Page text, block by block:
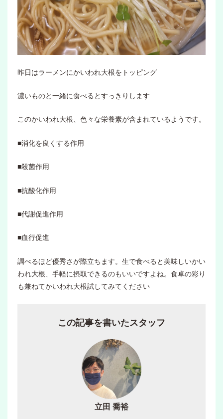
昨日はラーメンにかいわれ大根をトッピング
濃いものと一緒に食べるとすっきりします
このかいわれ大根、色々な栄養素が含まれているようです。
■消化を良くする作用
■殺菌作用
■抗酸化作用
■代謝促進作用
■血行促進
調べるほど優秀さが際立ちます。生で食べると美味しいかい
われ大根、手軽に摂取できるのもいいですよね。食卓の彩り
も兼ねてかいわれ大根試してみてください
この記事を書いたスタッフ
立田 喬裕